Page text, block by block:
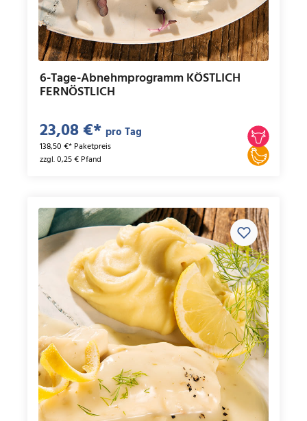
6-Tage-Abnehmprogramm KÖSTLICH
FERNÖSTLICH
23,08 €* pro Tag
138,50 €* Paketpreis
zzgl. 0,25 € Pfand